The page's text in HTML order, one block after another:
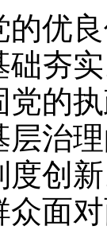
优
夯
党的
层治
度创
面